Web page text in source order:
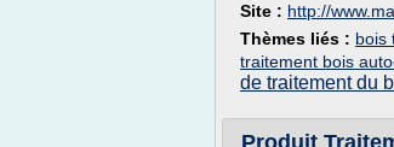
Site : http://
Thèmes liés : bois
traitement bois
de traitement du
Produit